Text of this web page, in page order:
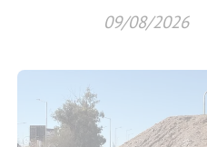
09/08/2026